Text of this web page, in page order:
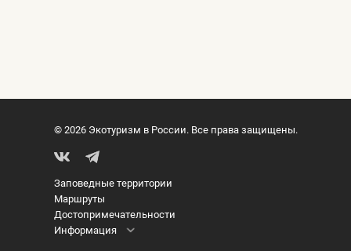
© 2026 Экотуризм в России. Все права защищены.
Заповедные территории
Маршруты
Достопримечательности
Информация